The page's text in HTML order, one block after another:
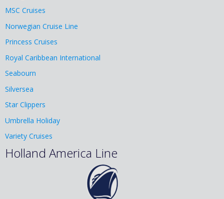
MSC Cruises
Norwegian Cruise Line
Princess Cruises
Royal Caribbean International
Seabourn
Silversea
Star Clippers
Umbrella Holiday
Variety Cruises
Holland America Line